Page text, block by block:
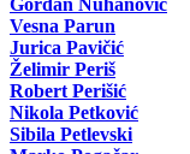
Vesna Parun
Jurica Pavičić
Želimir Periš
Robert Perišić
Nikola Petković
Sibila Petlevski